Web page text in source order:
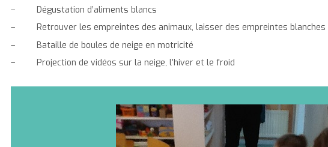
– Dégustation d’aliments blancs
– Retrouver les empreintes des animaux, laisser des empreintes blanches
– Bataille de boules de neige en motricité
– Projection de vidéos sur la neige, l’hiver et le froid